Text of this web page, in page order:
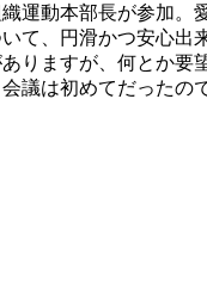
運動本部長が参加。
て、円滑かつ安心出
りますが、何とか要
議は初めてだったの